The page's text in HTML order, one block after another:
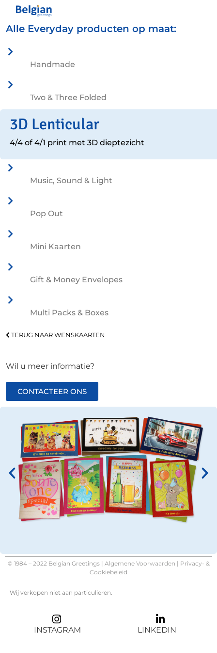
Alle Everyday producten op maat:
Handmade
Two & Three Folded
3D Lenticular
4/4 of 4/1 print met 3D dieptezicht
Music, Sound & Light
Pop Out
Mini Kaarten
Gift & Money Envelopes
Multi Packs & Boxes
TERUG NAAR WENSKAARTEN
Wil u meer informatie?
CONTACTEER ONS
© 1984 – 2022 Belgian Greetings | Algemene Voorwaarden | Privacy- &
Cookiebeleid
Wij verkopen niet aan particulieren.
INSTAGRAM LINKEDIN